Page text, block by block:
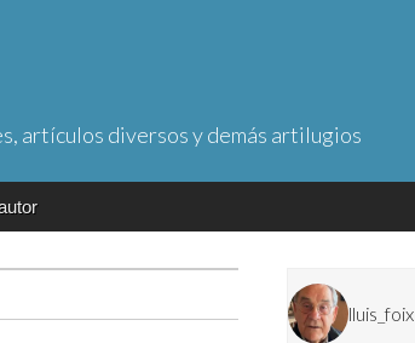
artículos diversos y demás artilugios
lluis_foix